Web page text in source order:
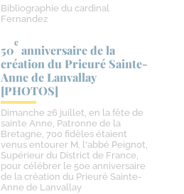
Bibliographie du cardinal
Fernandez
50
e
anniversaire de la
création du Prieuré Sainte-​
Anne de Lanvallay
[PHOTOS]
Dimanche 26 juillet, en la fête de
sainte Anne, Patronne de la
Bretagne, 700 fidèles étaient
venus entourer M. l'abbé Peignot,
Supérieur du District de France,
pour célébrer le 50e anniversaire
de la création du Prieuré Sainte-
Anne de Lanvallay